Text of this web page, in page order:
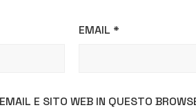
EMAIL *
E SITO WEB IN QUESTO